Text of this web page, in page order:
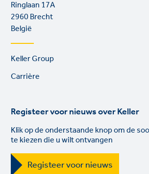
Ringlaan 17A
2960 Brecht
België
Footer
links
Keller Group
Carrière
Registeer voor nieuws over Keller
Klik op de onderstaande knop om de
te kiezen die u wilt ontvangen
Registeer voor nieuws